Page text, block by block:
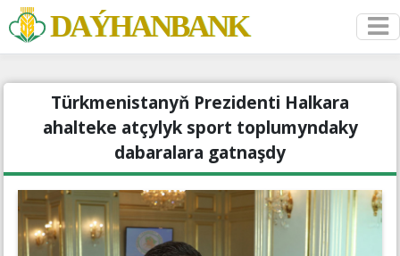
DAÝHANBANK
Türkmenistanyň Prezidenti Halkara
ahalteke atçylyk sport toplumyndaky
dabaralara gatnaşdy